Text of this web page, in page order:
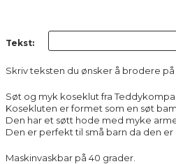
Tekst:
Skriv teksten du ønsker å brodere
Søt og myk koseklut fra
Kosekluten er formet som en søt
Den har et søtt hode med myke
Den er perfekt til små barn da den er
Maskinvaskbar på 40 grader.